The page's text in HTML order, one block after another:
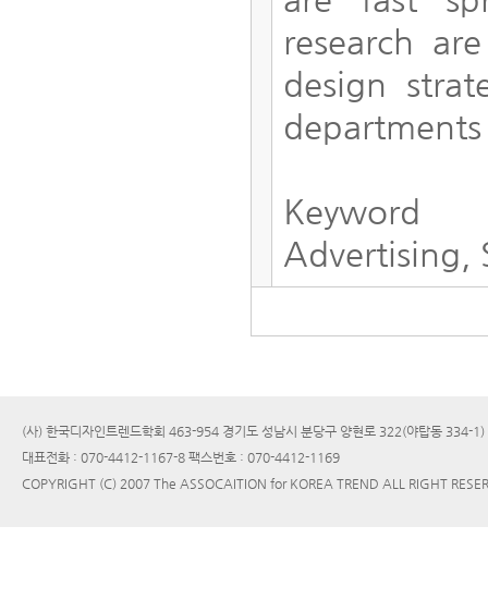
research
design
Keyword
Advertising,
(사) 한국디자인트렌드학회 463-954 경기도 성남시 분당구 양현로 322(야탑동 334-
대표전화 : 070-4412-1167-8 팩스번호 : 070-4412-1169
COPYRIGHT (C) 2007 The ASSOCAITION for KOREA TREND ALL RIGHT